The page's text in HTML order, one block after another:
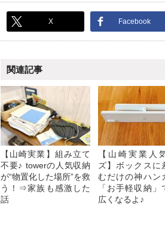
X Facebook
関連記事
【山崎実業】組み立て
不要♪ towerの人気収納
が“物置化した場所”を救
う！⇒家族も感激した
話
【山崎実業人
ズ】ボックスに
むだけの神ハン
「お手軽収納」
広くなるよ♪